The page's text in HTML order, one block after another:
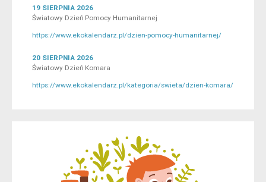
19 SIERPNIA 2026
Światowy Dzień Pomocy Humanitarnej
https://www.ekokalendarz.pl/dzien-pomocy-humanitarnej/
20 SIERPNIA 2026
Światowy Dzień Komara
https://www.ekokalendarz.pl/kategoria/swieta/dzien-komara/